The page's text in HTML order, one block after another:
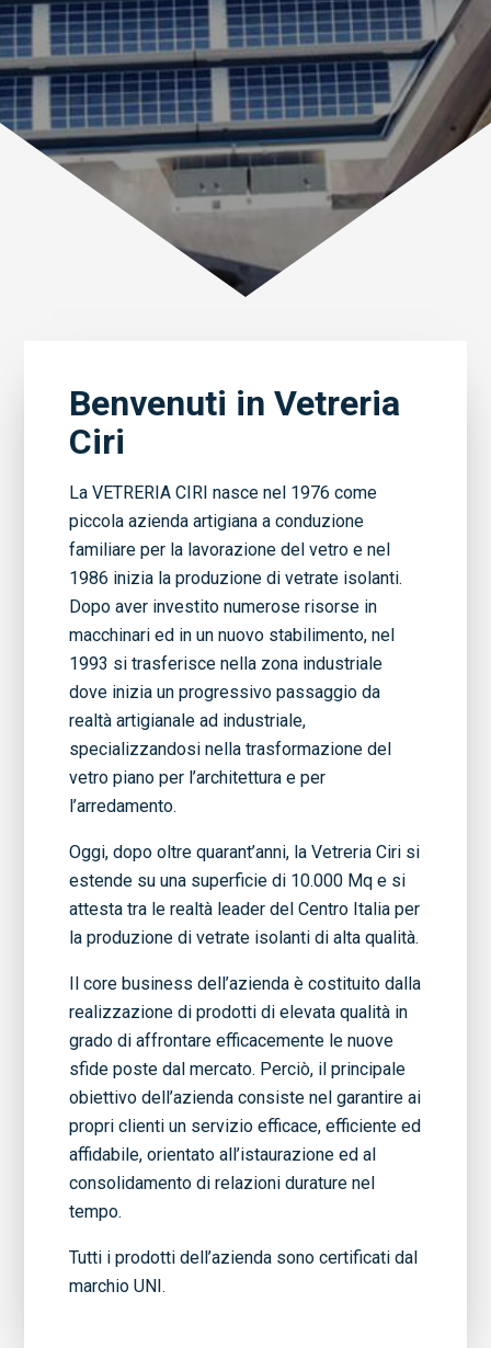
Benvenuti in Vetreria
Ciri
La VETRERIA CIRI nasce nel 1976 come
piccola azienda artigiana a conduzione
familiare per la lavorazione del vetro e nel
1986 inizia la produzione di vetrate isolanti.
Dopo aver investito numerose risorse in
macchinari ed in un nuovo stabilimento, nel
1993 si trasferisce nella zona industriale
dove inizia un progressivo passaggio da
realtà artigianale ad industriale,
specializzandosi nella trasformazione del
vetro piano per l’architettura e per
l’arredamento.
Oggi, dopo oltre quarant’anni, la Vetreria Ciri si
estende su una superficie di 10.000 Mq e si
attesta tra le realtà leader del Centro Italia per
la produzione di vetrate isolanti di alta qualità.
Il core business dell’azienda è costituito dalla
realizzazione di prodotti di elevata qualità in
grado di affrontare efficacemente le nuove
sfide poste dal mercato. Perciò, il principale
obiettivo dell’azienda consiste nel garantire ai
propri clienti un servizio efficace, efficiente ed
affidabile, orientato all’istaurazione ed al
consolidamento di relazioni durature nel
tempo.
Tutti i prodotti dell’azienda sono certificati dal
marchio UNI.